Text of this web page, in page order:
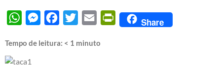
WhatsAppMessengerFacebook
Twitter Email PrintFriendly
Share
Tempo de leitura: < 1 minuto